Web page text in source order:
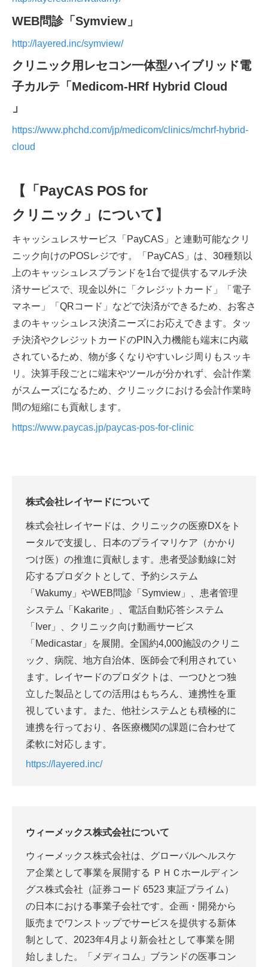
WEB問診「Symview 」
http://layered.inc/symview/
クリニック用レセコン一体型ハイブリッド電
子カルテ「Medicom-HRf Hybrid Cloud
」
https://www.phchd.com/jp/medicom/clinics/mchrf-hybrid-
cloud
【「PayCAS POS for
クリニック」について】
キャッシュレスサービス「PayCAS」と連動可能なクリ
ニック向けのPOSレジです。「PayCAS」は、30種類以
上のキャッシュレスブランドを1台で提供するマルチ決
済サービスで、現金以外に「クレジットカード」「電子
マネー」「QRコード」などで決済ができるため、お客さ
まのキャッシュレス決済ニーズにお応えできます。タッ
チ決済やクレジットカードのPIN入力機能も端末に内蔵
されているため、物が多くなりやすいレジ周りもスッキ
リ。決算手段ごとに端末やツールが分かれず、会計作業
がスムーズになるため、クリニックにおける会計作業時
間の短縮にも貢献します。
https://www.paycas.jp/paycas-pos-for-clinic
株式会社レイヤードについて
株式会社レイヤードは、クリニックの医療DXをト
ータルで支援し、日本のプライマリケア（かかり
つけ医）の推進に貢献します。患者受診動線に対
応するプロダクトとして、予約システム
「Wakumy」やWEB問診「Symview」、患者管理
システム「Kakarite」、電話自動応答システム
「Iver」、クリニック向け動画サービス
「Medicastar」を展開。全国約4,000施設のクリニ
ック、病院、地方自治体、医師会で利用されてい
ます。レイヤードのプロダクトは、一つひとつ独
立した製品としての活用はもちろん、連携性を重
視しています。また、他社システムとも積極的に
連携を行っており、各医療機関の課題に合わせて
柔軟に対応します。
https://layered.inc/
ウィーメックス株式会社について
ウィーメックス株式会社は、グローバルヘルスケ
ア企業として事業を展開する ＰＨＣホールディン
グス株式会社（証券コード 6523 東証プライム）
の日本における事業子会社です。企画・開発から
販売までワンストップでサービスを提供する新体
制として、2023年4月より新会社として事業を開
始しました。「メディコム」ブランドの医事コン